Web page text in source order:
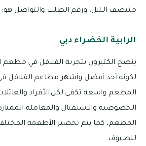
منتصف الليل، ورقم الطلب والتواصل هو: 0097142504040
الرابية الخضراء دبي
ينصح الكثيرون بتجربة الفلافل في مطعم
لكونه أحد أفضل وأشهر مطاعم الفلافل
المطعم واسعة تكفي لكل الأفراد
الخصوصية والاستقبال والمعاملة
المطعم، كما يتم تحضير الأطعمة
للضيوف.